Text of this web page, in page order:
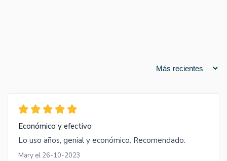
Económico y efectivo
Lo uso años, genial y económico. Recomendado.
Mary el 26-10-2023